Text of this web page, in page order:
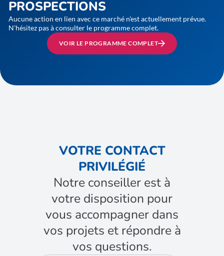
PROSPECTIONS
Aucune action en lien avec ce marché n'est actuellement prévue.
N'hésitez pas à consulter le programme complet.
VOIR LE PROGRAMME COMPLET
VOTRE CONTACT
PRIVILÉGIÉ
Notre conseiller est à
votre disposition pour
vous accompagner dans
vos projets et répondre à
vos questions.